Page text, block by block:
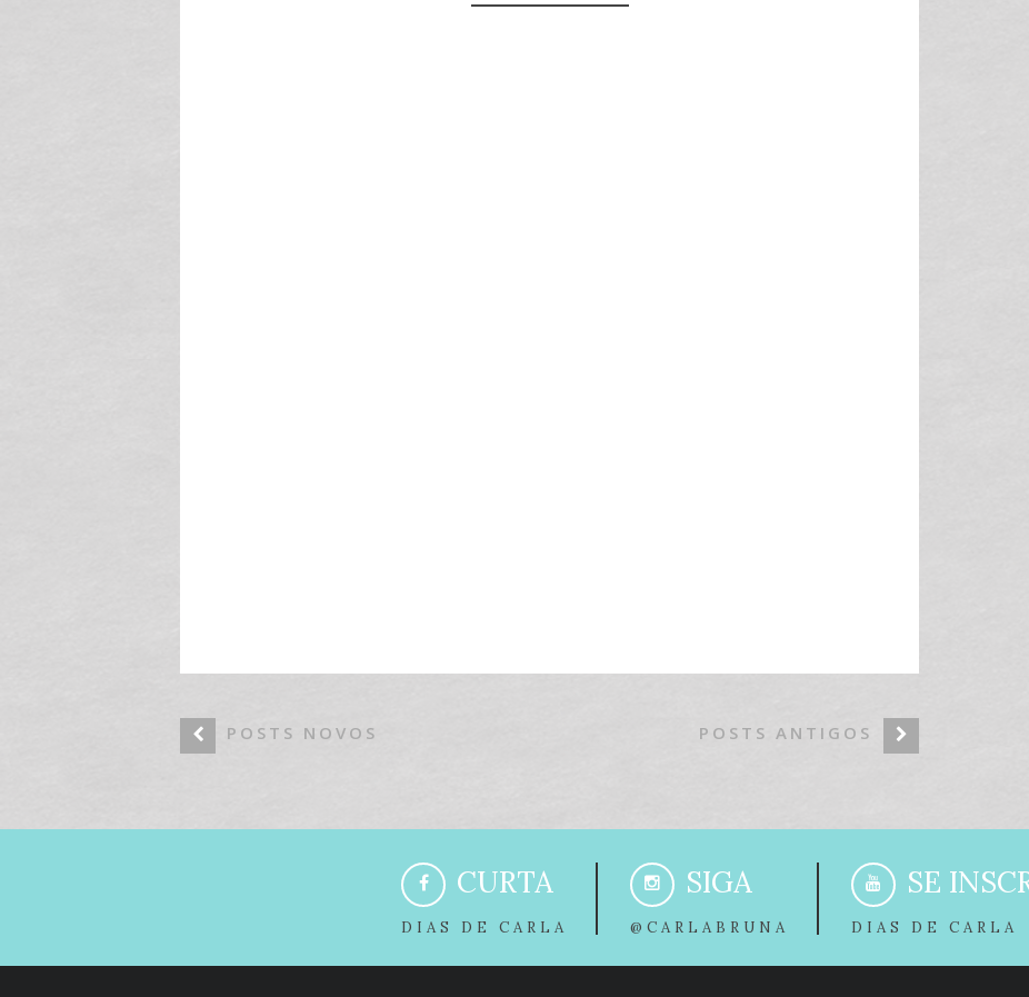
POSTS NOVOS POSTS ANTIGOS
CURTA
DIAS DE CARLA
SIGA
@CARLABRUNA
SE
DIAS DE CARLA